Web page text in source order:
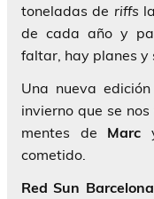
toneladas de riffs
de cada año y
faltar, hay planes y
Una nueva
invierno que se
mentes de Marc
cometido.
Red Sun Barcelona